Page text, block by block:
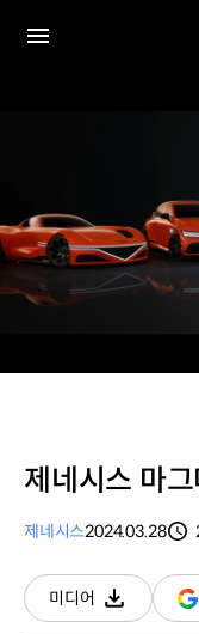
제네시스 마
제네시스2024.03.28
미디어
다운로드